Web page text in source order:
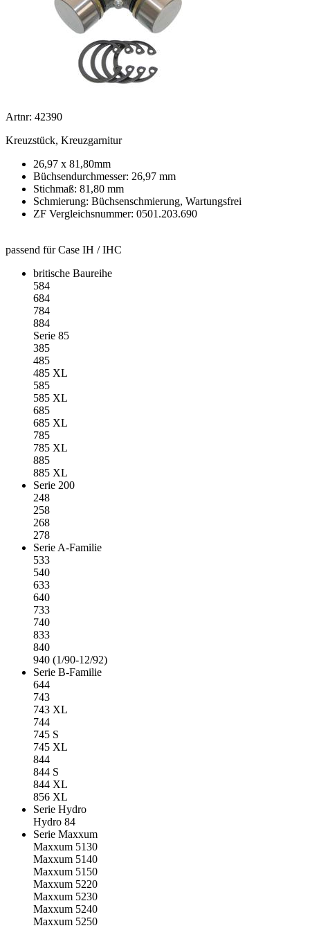
Artnr: 42390
Kreuzstück, Kreuzgarnitur
26,97 x 81,80mm
Büchsendurchmesser: 26,97 mm
Stichmaß: 81,80 mm
Schmierung: Büchsenschmierung, Wartungsfrei
ZF Vergleichsnummer: 0501.203.690
passend für Case IH / IHC
britische Baureihe
584
684
784
884
Serie 85
385
485
485 XL
585
585 XL
685
685 XL
785
785 XL
885
885 XL
Serie 200
248
258
268
278
Serie A-Familie
533
540
633
640
733
740
833
840
940 (1/90-12/92)
Serie B-Familie
644
743
743 XL
744
745 S
745 XL
844
844 S
844 XL
856 XL
Serie Hydro
Hydro 84
Serie Maxxum
Maxxum 5130
Maxxum 5140
Maxxum 5150
Maxxum 5220
Maxxum 5230
Maxxum 5240
Maxxum 5250